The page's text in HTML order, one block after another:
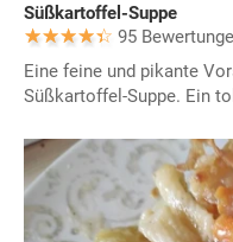
Süßkartoffel-Suppe
95
Eine feine und pikante
Süßkartoffel-Suppe. Ein